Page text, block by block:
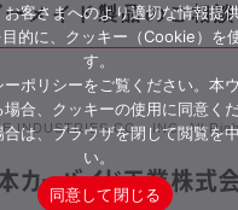
メイド製品のご相談
INDUSTRIES CO., INC. All
客さまへのより適切な情報提
的に、クッキー（Cookie）を
す。
ーポリシーをご覧ください。本
場合、クッキーの使用に同意くだ
は、ブラウザを閉じて閲覧を
い。
同意して閉じる